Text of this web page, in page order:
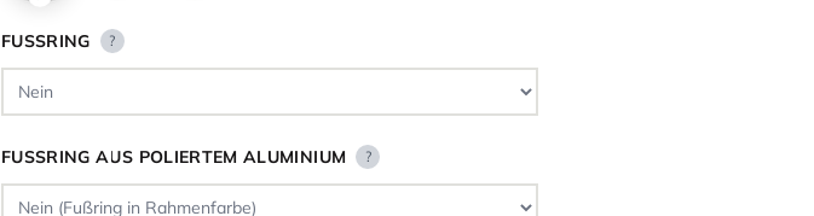
FUSSRING ?
FUSSRING AUS POLIERTEM ALUMINIUM ?